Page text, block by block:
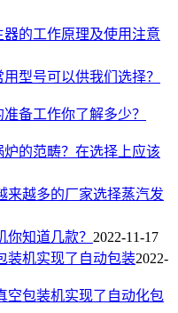
的工作原理及使用注意
型号可以供我们选择？
备工作你了解多少？
的范畴？在选择上应该
来越多的厂家选择蒸汽发
知道几款？ 2022-11-17
装机实现了自动包装2022-
空包装机实现了自动化包